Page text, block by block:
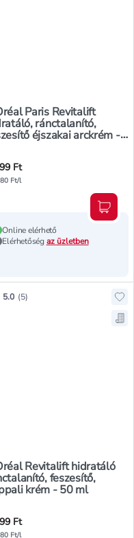
Paris Revitalift
ránctalanító,
éjszakai arckrém -
Ft
Ft/l
Online elérhető
Elérhetőség az üzletben
a kedvencekhez,
a bevásárló listára,
Revitalift hidratáló
feszesítő,
krém - 50 ml
Értékelés pontszáma:
5.0 (5)
Ft
Ft/l